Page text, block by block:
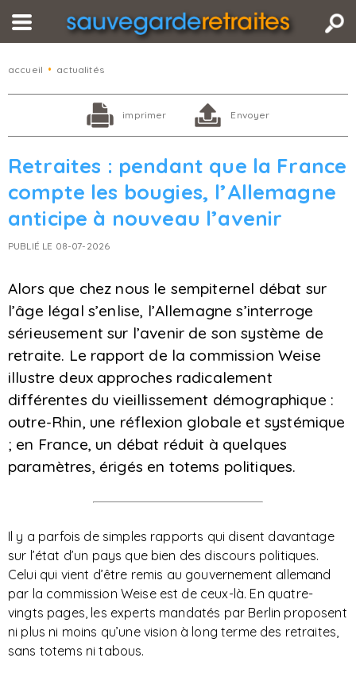
accueil • actualités
imprimer Envoyer
Retraites : pendant que la France
compte les bougies, l’Allemagne
anticipe à nouveau l’avenir
PUBLIÉ LE 08-07-2026
Alors que chez nous le sempiternel débat sur
l’âge légal s’enlise, l’Allemagne s’interroge
sérieusement sur l’avenir de son système de
retraite. Le rapport de la commission Weise
illustre deux approches radicalement
différentes du vieillissement démographique :
outre-Rhin, une réflexion globale et systémique
; en France, un débat réduit à quelques
paramètres, érigés en totems politiques.
Il y a parfois de simples rapports qui disent davantage
sur l’état d’un pays que bien des discours politiques.
Celui qui vient d’être remis au gouvernement allemand
par la commission Weise est de ceux-là. En quatre-
vingts pages, les experts mandatés par Berlin proposent
ni plus ni moins qu’une vision à long terme des retraites,
sans totems ni tabous.